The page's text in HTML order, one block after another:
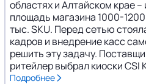
областях и Алтайском крае
площадь магазина 1000-
тыс. SKU. Перед сетью
кадров и внедрение касс
решить эту задачу.
ритейлер выбрал киоски CSI
Подробнее